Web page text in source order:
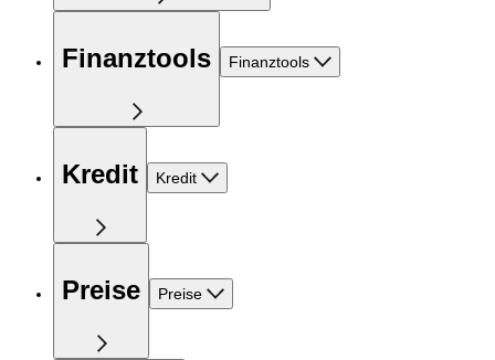
Finanztools Finanztools
Kredit Kredit
Preise Preise